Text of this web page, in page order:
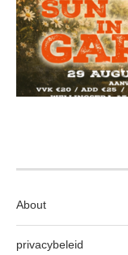
About
privacybeleid